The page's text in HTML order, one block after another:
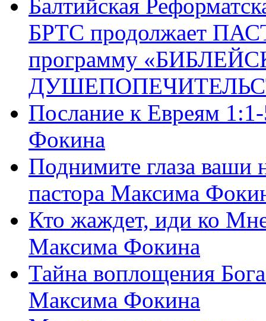
Балтийская
БРТС продолжает
программу
Послание к Евреям
Фокина
Поднимите глаза ваши
пастора Максима
Кто жаждет, иди ко
Максима Фокина
Тайна воплощения
Максима Фокина